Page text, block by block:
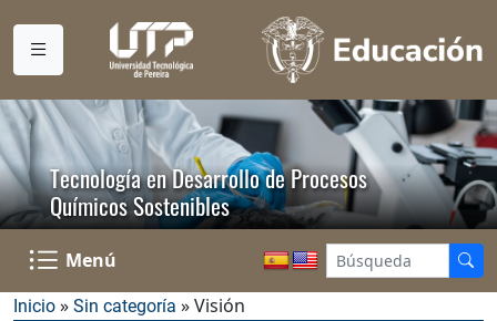
Tecnología en Desarrollo de Procesos
Químicos Sostenibles
Menú
Inicio » Sin categoría » Visión